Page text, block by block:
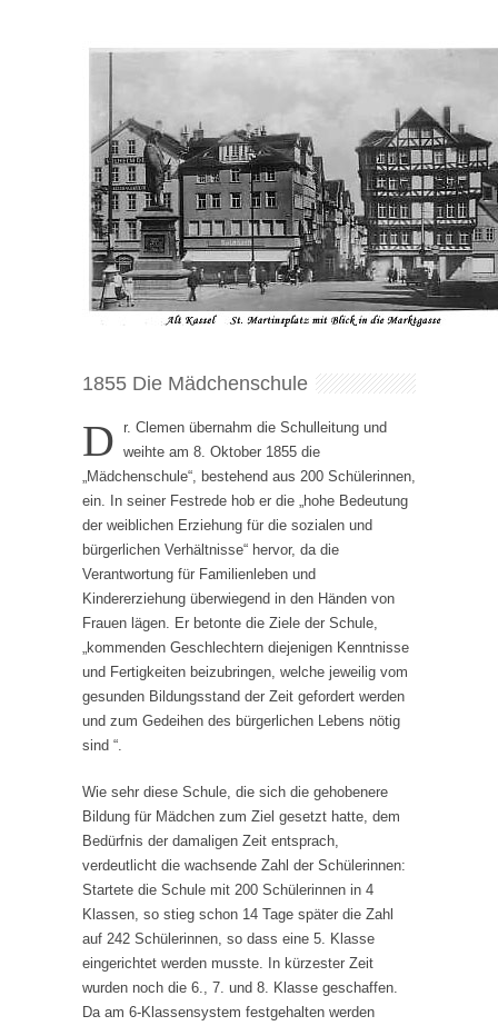
1855 Die Mädchenschule
D r. Clemen übernahm die Schulleitung und
weihte am 8. Oktober 1855 die
„Mädchenschule“, bestehend aus 200 Schülerinnen,
ein. In seiner Festrede hob er die „hohe Bedeutung
der weiblichen Erziehung für die sozialen und
bürgerlichen Verhältnisse“ hervor, da die
Verantwortung für Familienleben und
Kindererziehung überwiegend in den Händen von
Frauen lägen. Er betonte die Ziele der Schule,
„kommenden Geschlechtern diejenigen Kenntnisse
und Fertigkeiten beizubringen, welche jeweilig vom
gesunden Bildungsstand der Zeit gefordert werden
und zum Gedeihen des bürgerlichen Lebens nötig
sind “.
Wie sehr diese Schule, die sich die gehobenere
Bildung für Mädchen zum Ziel gesetzt hatte, dem
Bedürfnis der damaligen Zeit entsprach,
verdeutlicht die wachsende Zahl der Schülerinnen:
Startete die Schule mit 200 Schülerinnen in 4
Klassen, so stieg schon 14 Tage später die Zahl
auf 242 Schülerinnen, so dass eine 5. Klasse
eingerichtet werden musste. In kürzester Zeit
wurden noch die 6., 7. und 8. Klasse geschaffen.
Da am 6-Klassensystem festgehalten werden